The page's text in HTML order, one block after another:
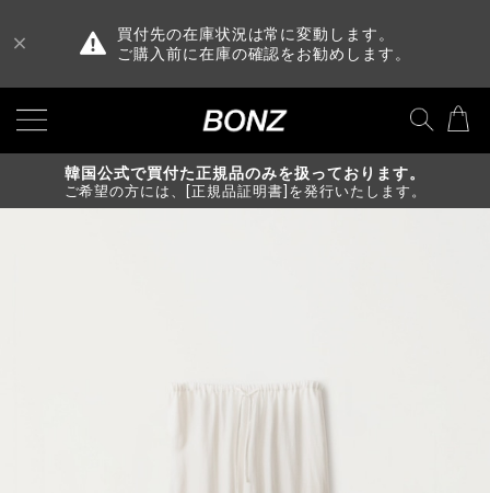
買付先の在庫状況は常に変動します。
ご購入前に在庫の確認をお勧めします。
韓国公式で買付た正規品のみを扱っております。
ご希望の方には、[正規品証明書]を発行いたします。